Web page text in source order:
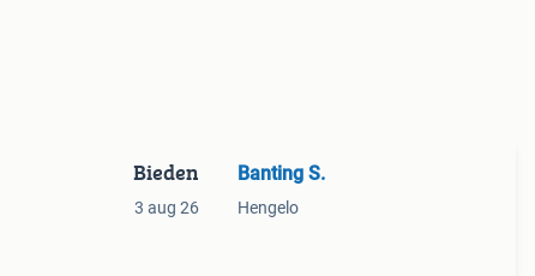
Bieden
3 aug 26
Banting S.
Hengelo